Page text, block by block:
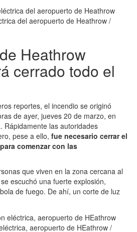
del aeropuerto de Heathrow /
Heathrow
cerrado todo el
reportes, el incendio se originó
de ayer, jueves 20 de marzo, en
Rápidamente las autoridades
pese a ello, fue necesario cerrar el
comenzar con las
que viven en la zona cercana al
escuchó una fuerte explosión,
de fuego. De ahí, un corte de luz
aeropuerto de HEathrow /